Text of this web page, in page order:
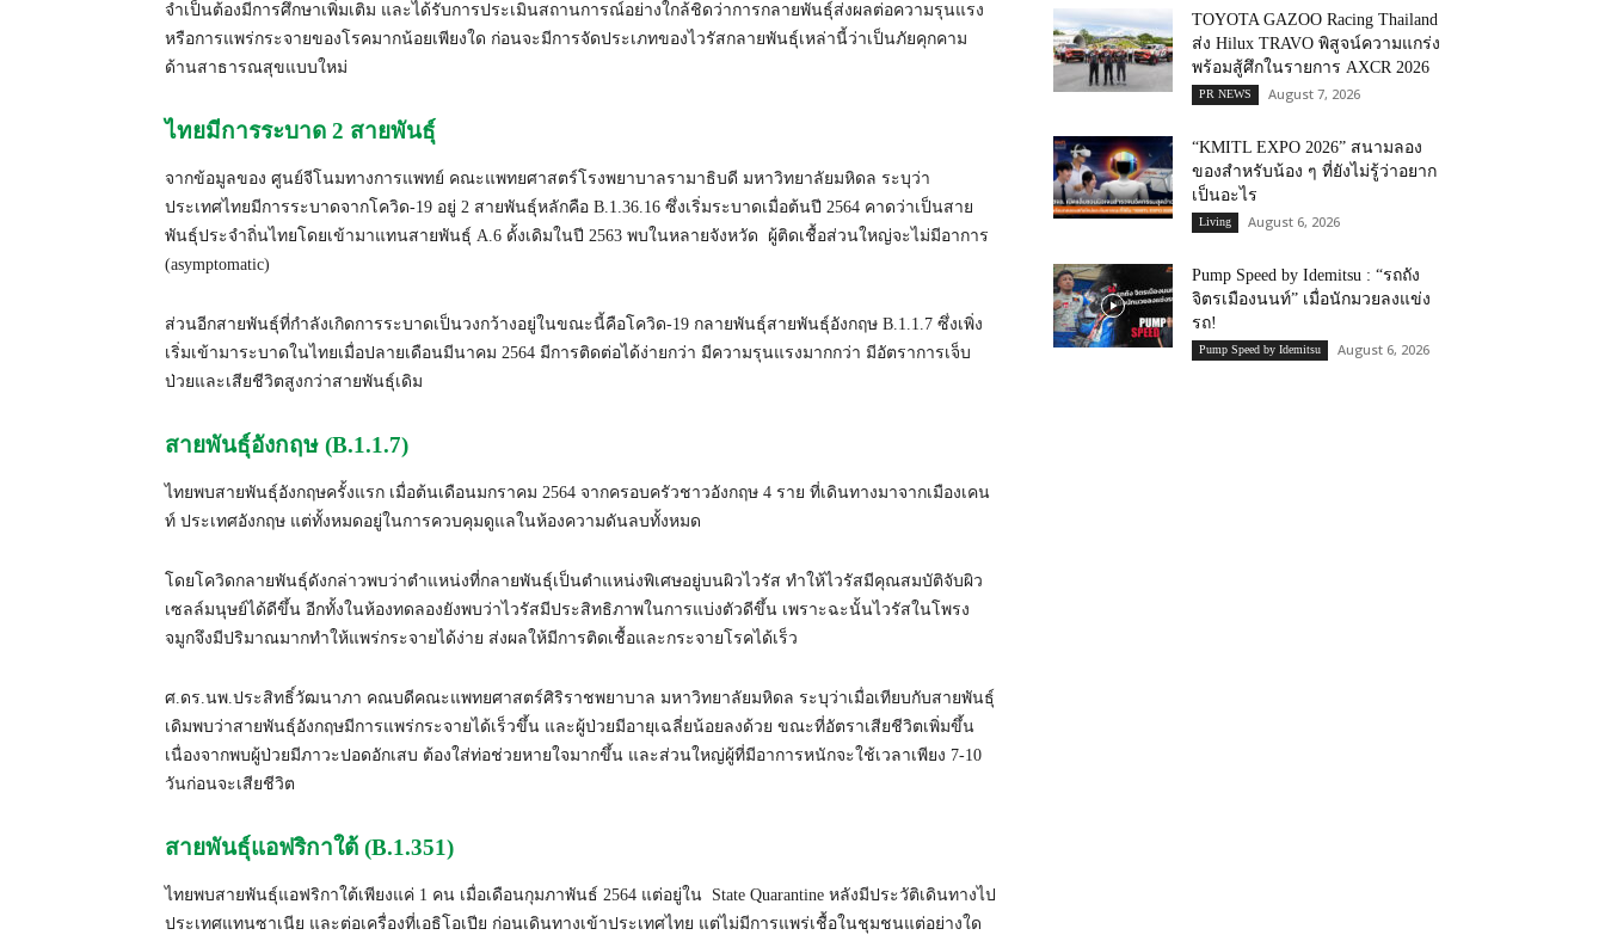
จำเป็นต้องมีการศึกษาเพิ่มเติม และได้รับการประเมินสถานการณ์อย่างใกล้ชิดว่าการกลายพันธุ์ส่งผลต่อความรุนแรง
หรือการแพร่กระจายของโรคมากน้อยเพียงใด ก่อนจะมีการจัดประเภทของไวรัสกลายพันธุ์เหล่านี้ว่าเป็นภัยคุกคาม
ด้านสาธารณสุขแบบใหม่
ไทยมีการระบาด 2 สายพันธุ์
จากข้อมูลของ ศูนย์จีโนมทางการแพทย์ คณะแพทยศาสตร์โรงพยาบาลรามาธิบดี มหาวิทยาลัยมหิดล ระบุว่า
ประเทศไทยมีการระบาดจากโควิด-19 อยู่ 2 สายพันธุ์หลักคือ B.1.36.16 ซึ่งเริ่มระบาดเมื่อต้นปี 2564 คาดว่าเป็นสาย
พันธุ์ประจำถิ่นไทยโดยเข้ามาแทนสายพันธุ์ A.6 ดั้งเดิมในปี 2563 พบในหลายจังหวัด ผู้ติดเชื้อส่วนใหญ่จะไม่มีอาการ
(asymptomatic)
ส่วนอีกสายพันธุ์ที่กำลังเกิดการระบาดเป็นวงกว้างอยู่ในขณะนี้คือโควิด-19 กลายพันธุ์สายพันธุ์อังกฤษ B.1.1.7 ซึ่งเพิ่ง
เริ่มเข้ามาระบาดในไทยเมื่อปลายเดือนมีนาคม 2564 มีการติดต่อได้ง่ายกว่า มีความรุนแรงมากกว่า มีอัตราการเจ็บ
ป่วยและเสียชีวิตสูงกว่าสายพันธุ์เดิม
สายพันธุ์อังกฤษ (B.1.1.7)
ไทยพบสายพันธ์ุอังกฤษครั้งแรก เมื่อต้นเดือนมกราคม 2564 จากครอบครัวชาวอังกฤษ 4 ราย ที่เดินทางมาจากเมืองเคน
ท์ ประเทศอังกฤษ แต่ทั้งหมดอยู่ในการควบคุมดูแลในห้องความดันลบทั้งหมด
โดยโควิดกลายพันธุ์ดังกล่าวพบว่าตำแหน่งที่กลายพันธุ์เป็นตำแหน่งพิเศษอยู่บนผิวไวรัส ทำให้ไวรัสมีคุณสมบัติจับผิว
เซลล์มนุษย์ได้ดีขึ้น อีกทั้งในห้องทดลองยังพบว่าไวรัสมีประสิทธิภาพในการแบ่งตัวดีขึ้น เพราะฉะนั้นไวรัสในโพรง
จมูกจึงมีปริมาณมากทำให้แพร่กระจายได้ง่าย ส่งผลให้มีการติดเชื้อและกระจายโรคได้เร็ว
ศ.ดร.นพ.ประสิทธิ์วัฒนาภา คณบดีคณะแพทยศาสตร์ศิริราชพยาบาล มหาวิทยาลัยมหิดล ระบุว่าเมื่อเทียบกับสายพันธุ์
เดิมพบว่าสายพันธุ์อังกฤษมีการแพร่กระจายได้เร็วขึ้น และผู้ป่วยมีอายุเฉลี่ยน้อยลงด้วย ขณะที่อัตราเสียชีวิตเพิ่มขึ้น
เนื่องจากพบผู้ป่วยมีภาวะปอดอักเสบ ต้องใส่ท่อช่วยหายใจมากขึ้น และส่วนใหญ่ผู้ที่มีอาการหนักจะใช้เวลาเพียง 7-10
วันก่อนจะเสียชีวิต
สายพันธุ์แอฟริกาใต้ (B.1.351)
ไทยพบสายพันธ์ุแอฟริกาใต้เพียงแค่ 1 คน เมื่อเดือนกุมภาพันธ์ 2564 แต่อยู่ใน State Quarantine หลังมีประวัติเดินทางไป
ประเทศแทนซาเนีย และต่อเครื่องที่เอธิโอเปีย ก่อนเดินทางเข้าประเทศไทย แต่ไม่มีการแพร่เชื้อในชุมชนแต่อย่างใด
TOYOTA GAZOO Racing Thailand
ส่ง Hilux TRAVO พิสูจน์ความแกร่ง
พร้อมสู้ศึกในรายการ AXCR 2026
PR NEWS August 7, 2026
“KMITL EXPO 2026” สนามลอง
ของสำหรับน้อง ๆ ที่ยังไม่รู้ว่าอยาก
เป็นอะไร
Living August 6, 2026
Pump Speed by Idemitsu : “รถถัง
จิตรเมืองนนท์” เมื่อนักมวยลงแข่ง
รถ!
Pump Speed by Idemitsu August 6, 2026